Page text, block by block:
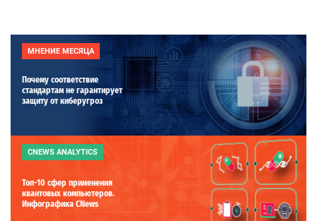
МНЕНИЕ МЕСЯЦА
Почему соответствие
стандартам не гарантирует
защиту от киберугроз
CNEWS ANALYTICS
Топ-10 сфер применения
квантовых компьютеров.
Инфографика CNews